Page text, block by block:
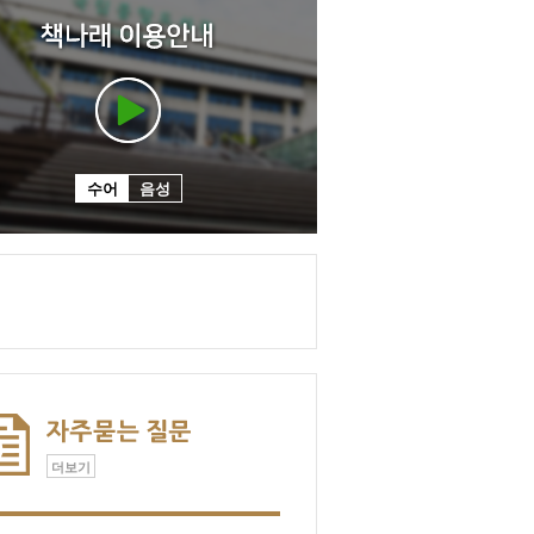
수어 음성
더보기